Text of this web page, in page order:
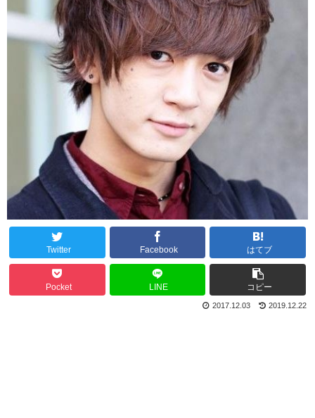
Twitter Facebook はてブ
Pocket LINE コピー
2019.12.22
2017.12.03